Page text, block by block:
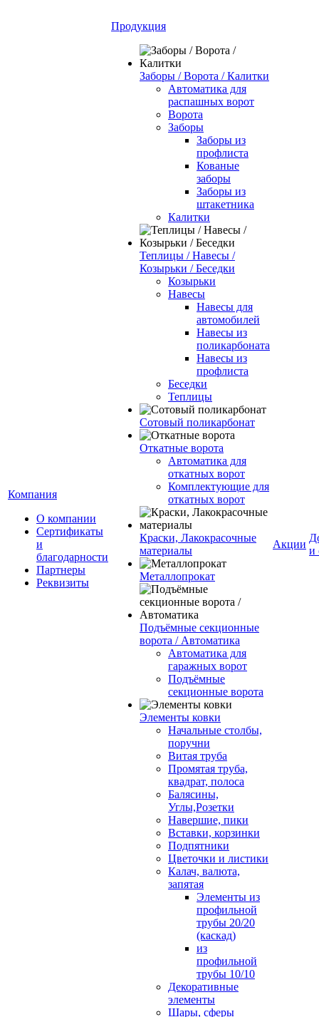
Компания
О компании
Сертификаты
и
благодарности
Партнеры
Реквизиты
Продукция
Заборы / Ворота / Калитки
Автоматика для
распашных ворот
Ворота
Заборы
Заборы из
профлиста
Кованые
заборы
Заборы из
штакетника
Калитки
Теплицы / Навесы /
Козырьки / Беседки
Козырьки
Навесы
Навесы для
автомобилей
Навесы из
поликарбоната
Навесы из
профлиста
Беседки
Теплицы
Сотовый поликарбонат
Откатные ворота
Автоматика для
откатных ворот
Комплектующие для
откатных ворот
Краски, Лакокрасочные
материалы
Металлопрокат
Подъёмные секционные
ворота / Автоматика
Автоматика для
гаражных ворот
Подъёмные
секционные ворота
Элементы ковки
Начальные столбы,
поручни
Витая труба
Промятая труба,
квадрат, полоса
Балясины,
Углы,Розетки
Навершие, пики
Вставки, корзинки
Подпятники
Цветочки и листики
Калач, валюта,
запятая
Элементы из
профильной
трубы 20/20
(каскад)
из
профильной
трубы 10/10
Декоративные
элементы
Шары, сферы
Акции
и